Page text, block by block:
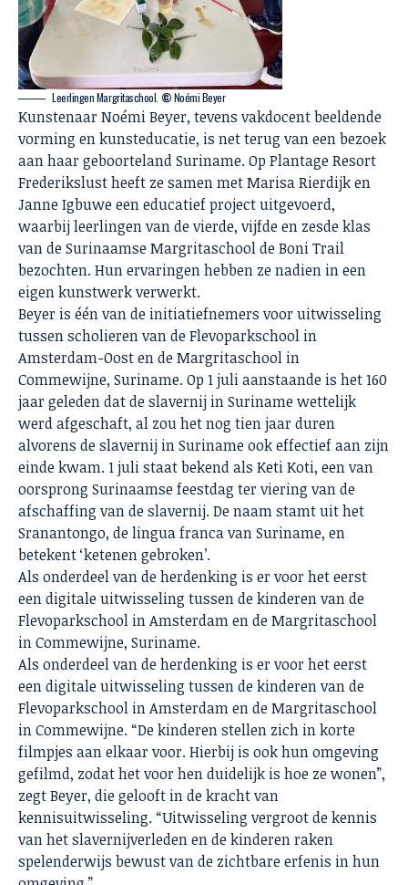
Leerlingen Margritaschool. ©Noémi Beyer
Kunstenaar Noémi Beyer, tevens vakdocent beeldende
vorming en kunsteducatie, is net terug van een bezoek
aan haar geboorteland Suriname. Op Plantage Resort
Frederikslust heeft ze samen met Marisa Rierdijk en
Janne Igbuwe een educatief project uitgevoerd,
waarbij leerlingen van de vierde, vijfde en zesde klas
van de Surinaamse Margritaschool de Boni Trail
bezochten. Hun ervaringen hebben ze nadien in een
eigen kunstwerk verwerkt.
Beyer is één van de initiatiefnemers voor uitwisseling
tussen scholieren van de Flevoparkschool in
Amsterdam-Oost en de Margritaschool in
Commewijne, Suriname. Op 1 juli aanstaande is het 160
jaar geleden dat de slavernij in Suriname wettelijk
werd afgeschaft, al zou het nog tien jaar duren
alvorens de slavernij in Suriname ook effectief aan zijn
einde kwam. 1 juli staat bekend als Keti Koti, een van
oorsprong Surinaamse feestdag ter viering van de
afschaffing van de slavernij. De naam stamt uit het
Sranantongo, de lingua franca van Suriname, en
betekent ‘ketenen gebroken’.
Als onderdeel van de herdenking is er voor het eerst
een digitale uitwisseling tussen de kinderen van de
Flevoparkschool in Amsterdam en de Margritaschool
in Commewijne, Suriname.
Als onderdeel van de herdenking is er voor het eerst
een digitale uitwisseling tussen de kinderen van de
Flevoparkschool in Amsterdam en de Margritaschool
in Commewijne. “De kinderen stellen zich in korte
filmpjes aan elkaar voor. Hierbij is ook hun omgeving
gefilmd, zodat het voor hen duidelijk is hoe ze wonen”,
zegt Beyer, die gelooft in de kracht van
kennisuitwisseling. “Uitwisseling vergroot de kennis
van het slavernijverleden en de kinderen raken
spelenderwijs bewust van de zichtbare erfenis in hun